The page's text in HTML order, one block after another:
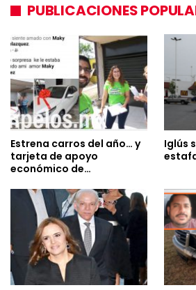
PUBLICACIONES
Estrena carros del año… y
tarjeta de apoyo
económico de…
Iglús